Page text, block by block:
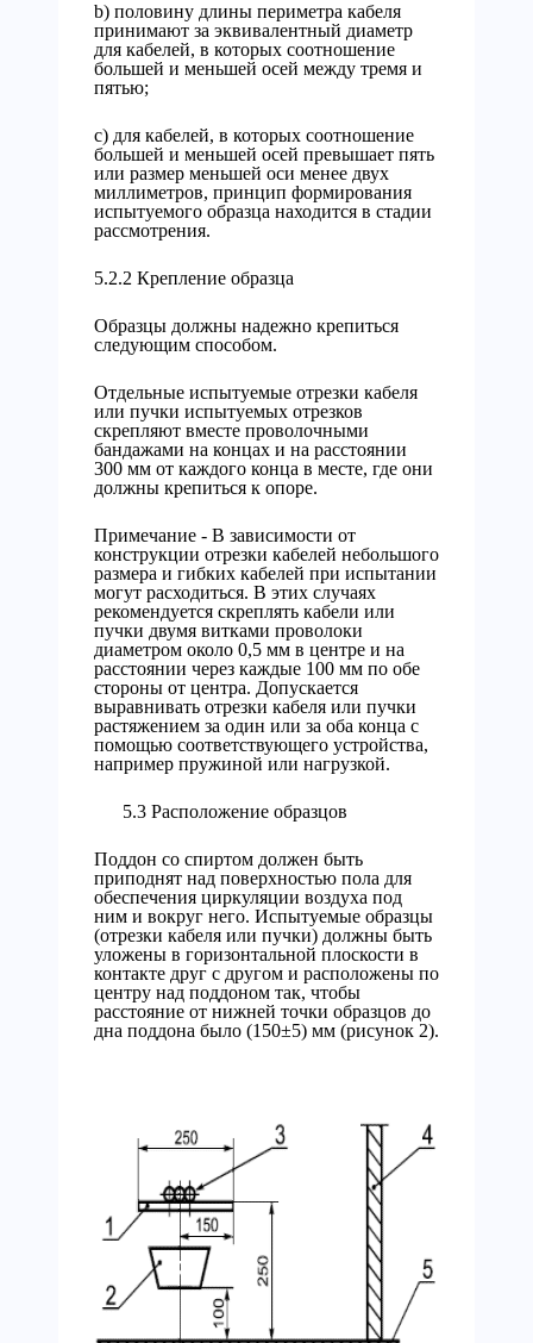
b) половину длины периметра кабеля
принимают за эквивалентный диаметр
для кабелей, в которых соотношение
большей и меньшей осей между тремя и
пятью;
c) для кабелей, в которых соотношение
большей и меньшей осей превышает пять
или размер меньшей оси менее двух
миллиметров, принцип формирования
испытуемого образца находится в стадии
рассмотрения.
5.2.2 Крепление образца
Образцы должны надежно крепиться
следующим способом.
Отдельные испытуемые отрезки кабеля
или пучки испытуемых отрезков
скрепляют вместе проволочными
бандажами на концах и на расстоянии
300 мм от каждого конца в месте, где они
должны крепиться к опоре.
Примечание - В зависимости от
конструкции отрезки кабелей небольшого
размера и гибких кабелей при испытании
могут расходиться. В этих случаях
рекомендуется скреплять кабели или
пучки двумя витками проволоки
диаметром около 0,5 мм в центре и на
расстоянии через каждые 100 мм по обе
стороны от центра. Допускается
выравнивать отрезки кабеля или пучки
растяжением за один или за оба конца с
помощью соответствующего устройства,
например пружиной или нагрузкой.
5.3 Расположение образцов
Поддон со спиртом должен быть
приподнят над поверхностью пола для
обеспечения циркуляции воздуха под
ним и вокруг него. Испытуемые образцы
(отрезки кабеля или пучки) должны быть
уложены в горизонтальной плоскости в
контакте друг с другом и расположены по
центру над поддоном так, чтобы
расстояние от нижней точки образцов до
дна поддона было (150±5) мм (рисунок 2).